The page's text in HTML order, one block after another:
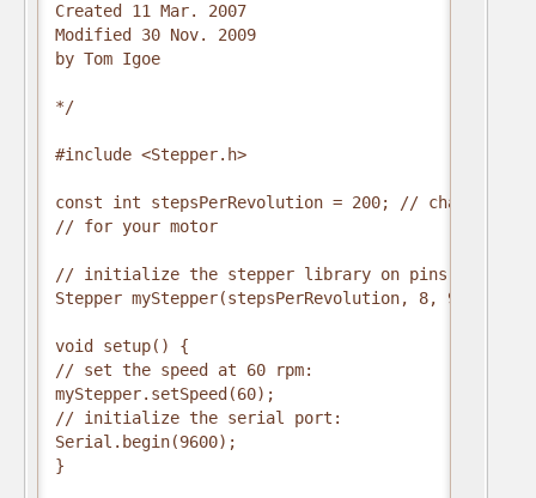
Created 11 Mar. 2007
Modified 30 Nov. 2009
by Tom Igoe
*/
#include <Stepper.h>
const int stepsPerRevolution = 200; // change
// for your motor
// initialize the stepper library on pins 8
Stepper myStepper(stepsPerRevolution, 8, 9, 10,
void setup() {
// set the speed at 60 rpm:
myStepper.setSpeed(60);
// initialize the serial port:
Serial.begin(9600);
}